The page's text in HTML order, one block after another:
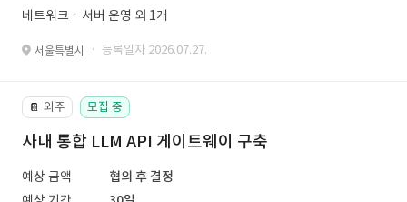
네트워크ㆍ서버 운영 외 1개
서울특별시 · 등록일자 2026.07.27.
📔 외주 모집 중
사내 통합 LLM API 게이트웨이 구축
예상 금액
협의 후 결정